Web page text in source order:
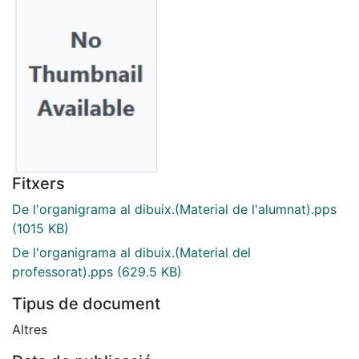
Fitxers
De l'organigrama al dibuix.(Material de l'alumnat).pps
(1015 KB)
De l'organigrama al dibuix.(Material del
professorat).pps (629.5 KB)
Tipus de document
Altres